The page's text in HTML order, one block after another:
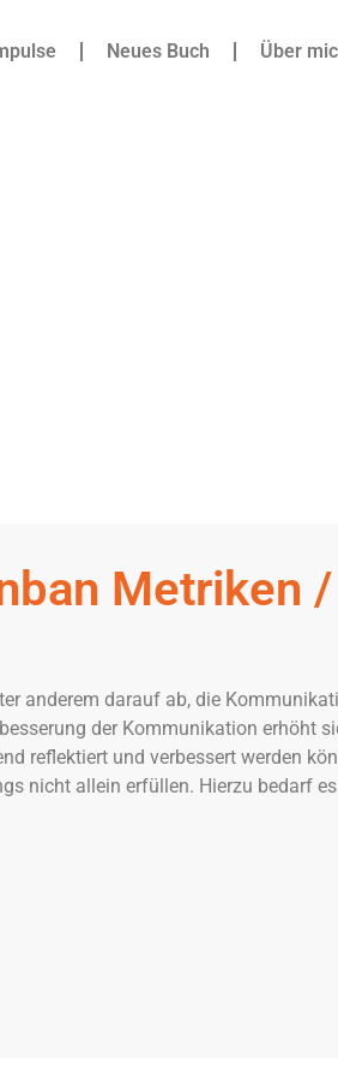
Neues Buch Über
Metriken
anderem darauf ab, die
der Kommunikation erhöht
reflektiert und verbessert werden
nicht allein erfüllen. Hierzu bedarf